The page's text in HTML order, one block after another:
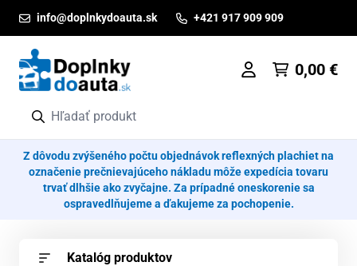
info@doplnkydoauta.sk +421 917 909 909
0,00 €
Z dôvodu zvýšeného počtu objednávok reflexných plachiet na
označenie prečnievajúceho nákladu môže expedícia tovaru
trvať dlhšie ako zvyčajne. Za prípadné oneskorenie sa
ospravedlňujeme a ďakujeme za pochopenie.
Katalóg produktov